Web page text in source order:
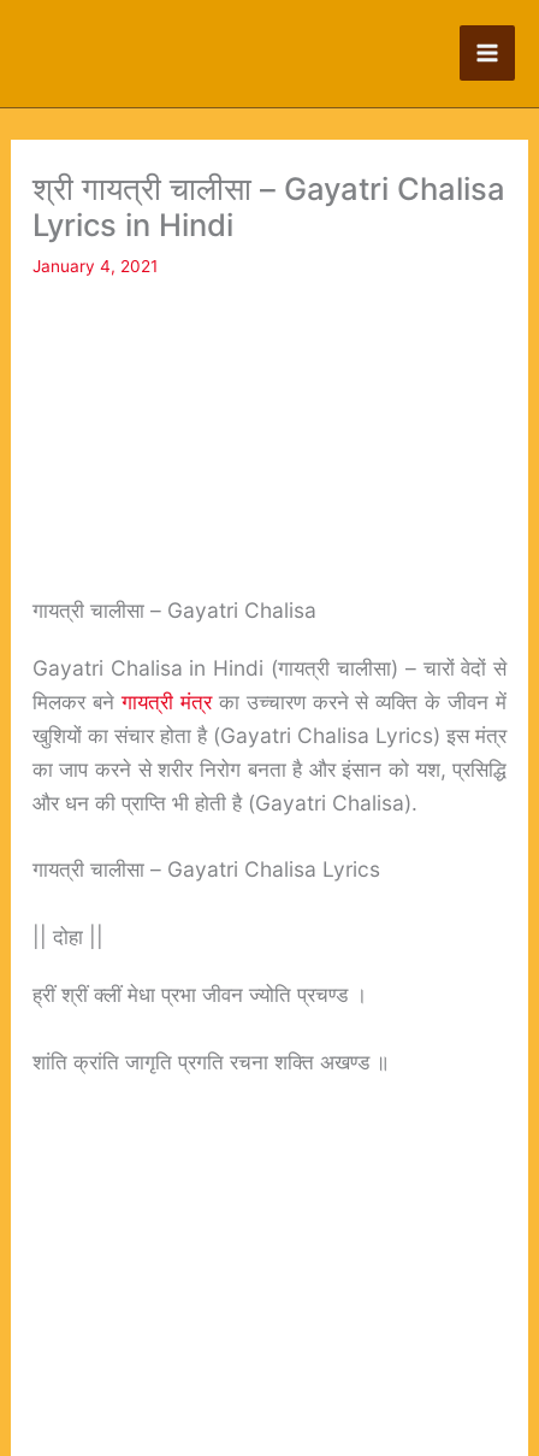
श्री गायत्री चालीसा – Gayatri Chalisa
Lyrics in Hindi
January 4, 2021
गायत्री चालीसा – Gayatri Chalisa
Gayatri Chalisa in Hindi (गायत्री चालीसा) – चारों वेदों से
मिलकर बनेगायत्री मंत्रका उच्‍चारण करने से व्‍यक्ति के जीवन में
खुशियों का संचार होता है (Gayatri Chalisa Lyrics) इस मंत्र
का जाप करने से शरीर निरोग बनता है और इंसान को यश, प्रसिद्धि
और धन की प्राप्ति भी होती है (Gayatri Chalisa).
गायत्री चालीसा – Gayatri Chalisa Lyrics
​|| दोहा ||
ह्रीं श्रीं क्लीं मेधा प्रभा जीवन ज्योति प्रचण्ड ।
शांति क्रांति जागृति प्रगति रचना शक्ति अखण्ड ॥